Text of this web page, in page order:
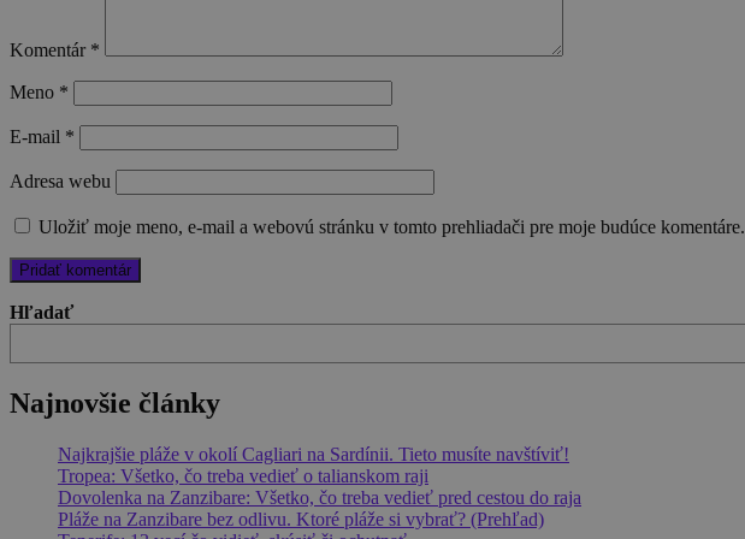
Komentár *
Meno *
E-mail *
Adresa webu
Uložiť moje meno, e-mail a webovú stránku v tomto prehliadači pre moje budúce komentáre.
Hľadať
Najnovšie články
Najkrajšie pláže v okolí Cagliari na Sardínii. Tieto musíte navštíviť!
Tropea: Všetko, čo treba vedieť o talianskom raji
Dovolenka na Zanzibare: Všetko, čo treba vedieť pred cestou do raja
Pláže na Zanzibare bez odlivu. Ktoré pláže si vybrať? (Prehľad)